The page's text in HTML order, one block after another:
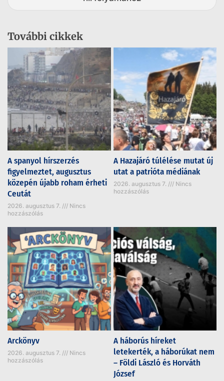
További cikkek
A spanyol hírszerzés
figyelmeztet, augusztus
közepén újabb roham érheti
Ceutát
2026. augusztus 7.
Nincs
hozzászólás
A Hazajáró túlélése mutat új
utat a patrióta médiának
2026. augusztus 7.
Nincs
hozzászólás
Arckönyv
2026. augusztus 7.
Nincs
hozzászólás
A háborús híreket
letekerték, a háborúkat nem
– Földi László és Horváth
József